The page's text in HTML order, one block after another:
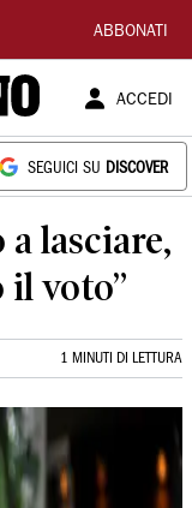
ABBONATI
ACCEDI
SEGUICI SU DISCOVER
lasciare,
voto”
1 MINUTI DI LETTURA